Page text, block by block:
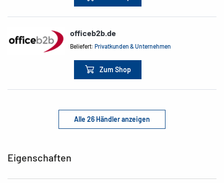
officeb2b.de
Beliefert:Privatkunden & Unternehmen
Zum Shop
Alle 26 Händler anzeigen
Eigenschaften